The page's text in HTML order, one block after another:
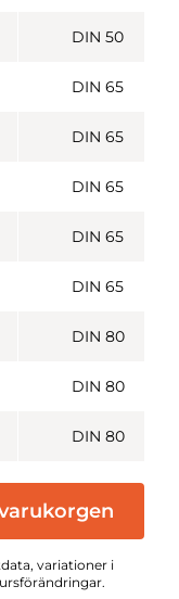
DIN 50
DIN 65
DIN 65
DIN 65
DIN 65
DIN 65
DIN 80
DIN 80
DIN 80
variationer i